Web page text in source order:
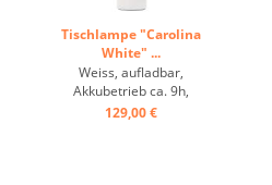
Tischlampe "Carolina
White" ...
Weiss, aufladbar,
Akkubetrieb ca. 9h,
dimmbar, IP54 ...
129,00 €